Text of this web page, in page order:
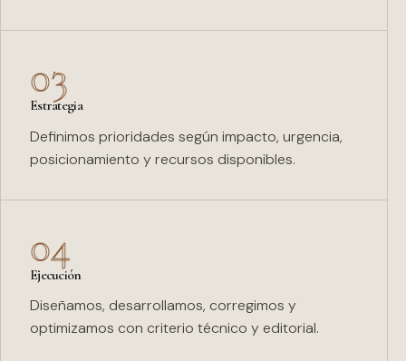
03
Estrategia
Definimos prioridades según impacto, urgencia,
posicionamiento y recursos disponibles.
04
Ejecución
Diseñamos, desarrollamos, corregimos y
optimizamos con criterio técnico y editorial.